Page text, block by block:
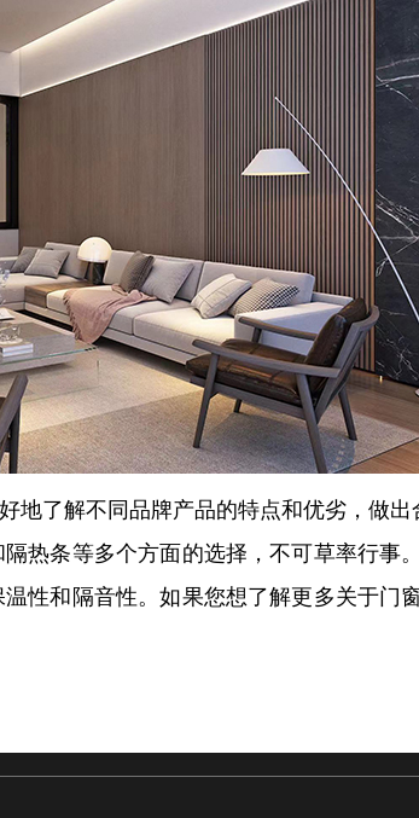
了解不同品牌产品的特点和优劣，做出
热条等多个方面的选择，不可草率行事
性和隔音性。如果您想了解更多关于门